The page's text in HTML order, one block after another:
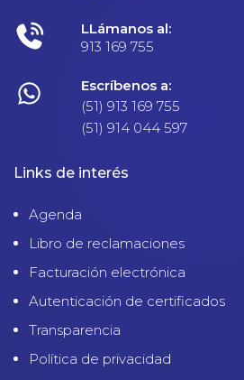
LLámanos al:
913 169 755
Escríbenos a:
(51) 913 169 755
(51) 914 044 597
Links de interés
Agenda
Libro de reclamaciones
Facturación electrónica
Autenticación de certificados
Transparencia
Política de privacidad